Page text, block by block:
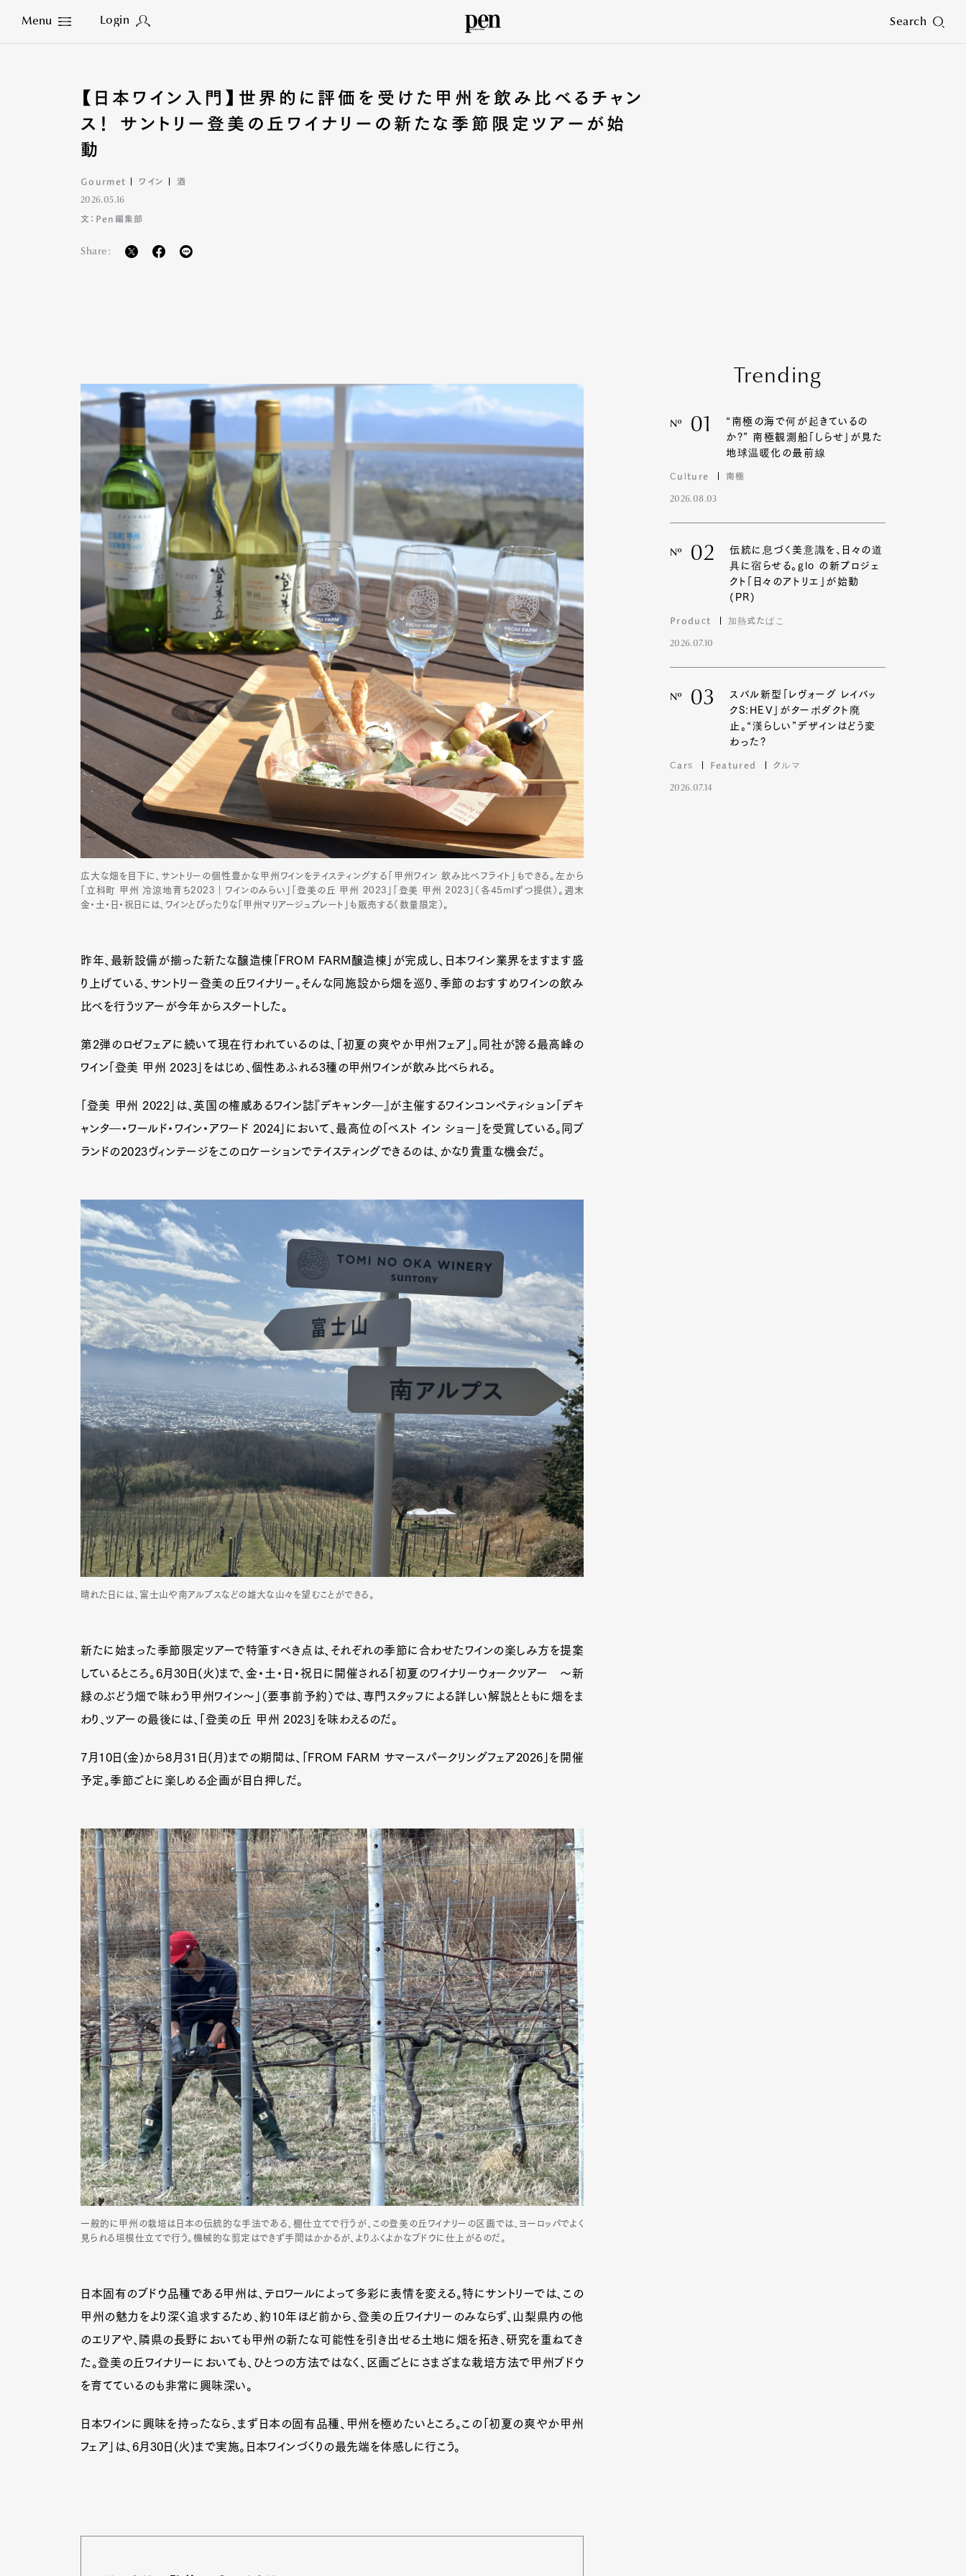
Menu Login Search
Close
Art&Design Watch
Fashion
Gourmet
Cars Product
Culture
Pen Membership Magazine Official Columnist
【日本ワイン入門】世界的に評価を受けた甲州を飲み比べるチャン
ス！ サントリー登美の丘ワイナリーの新たな季節限定ツアーが始
動
Gourmet ワイン 酒
2026.05.16
文：Pen編集部
Share:
広大な畑を目下に、サントリーの個性豊かな甲州ワインをテイスティングする「甲州ワイン 飲み比べフライト」もできる。左から
「立科町 甲州 冷涼地育ち2023｜ワインのみらい」「登美の丘 甲州 2023」「登美 甲州 2023」（各45mlずつ提供）。週末
金・土・日・祝日には、ワインとぴったりな「甲州マリアージュプレート」も販売する（数量限定）。
昨年、最新設備が揃った新たな醸造棟「FROM FARM醸造棟」が完成し、日本ワイン業界をますます盛
り上げている、サントリー登美の丘ワイナリー。そんな同施設から畑を巡り、季節のおすすめワインの飲み
比べを行うツアーが今年からスタートした。
第2弾のロゼフェアに続いて現在行われているのは、「初夏の爽やか甲州フェア」。同社が誇る最高峰の
ワイン「登美 甲州 2023」をはじめ、個性あふれる3種の甲州ワインが飲み比べられる。
「登美 甲州 2022」は、英国の権威あるワイン誌『デキャンタ―』が主催するワインコンペティション「デキ
ャンタ―・ワールド・ワイン・アワード 2024」において、最高位の「ベスト イン ショー」を受賞している。同ブ
ランドの2023ヴィンテージをこのロケーションでテイスティングできるのは、かなり貴重な機会だ。
晴れた日には、富士山や南アルプスなどの雄大な山々を望むことができる。
新たに始まった季節限定ツアーで特筆すべき点は、それぞれの季節に合わせたワインの楽しみ方を提案
しているところ。6月30日(火)まで、金・土・日・祝日に開催される「初夏のワイナリーウォークツアー ～新
緑のぶどう畑で味わう甲州ワイン～」（要事前予約）では、専門スタッフによる詳しい解説とともに畑をま
わり、ツアーの最後には、「登美の丘 甲州 2023」を味わえるのだ。
7月10日(金)から8月31日(月)までの期間は、「FROM FARM サマースパークリングフェア2026」を開催
予定。季節ごとに楽しめる企画が目白押しだ。
一般的に甲州の栽培は日本の伝統的な手法である、棚仕立てで行うが、この登美の丘ワイナリーの区画では、ヨーロッパでよく
見られる垣根仕立てで行う。機械的な剪定はできず手間はかかるが、よりふくよかなブドウに仕上がるのだ。
日本固有のブドウ品種である甲州は、テロワールによって多彩に表情を変える。特にサントリーでは、この
甲州の魅力をより深く追求するため、約10年ほど前から、登美の丘ワイナリーのみならず、山梨県内の他
のエリアや、隣県の長野においても甲州の新たな可能性を引き出せる土地に畑を拓き、研究を重ねてき
た。登美の丘ワイナリーにおいても、ひとつの方法ではなく、区画ごとにさまざまな栽培方法で甲州ブドウ
を育てているのも非常に興味深い。
日本ワインに興味を持ったなら、まず日本の固有品種、甲州を極めたいところ。この「初夏の爽やか甲州
フェア」は、6月30日(火)まで実施。日本ワインづくりの最先端を体感しに行こう。
Trending
Nº 01
“南極の海で何が起きているの
か?” 南極観測船「しらせ」が見た
地球温暖化の最前線
Culture 南極
2026.08.03
Nº 02
伝統に息づく美意識を、日々の道
具に宿らせる。glo の新プロジェ
クト「日々のアトリエ」が始動
(PR)
Product 加熱式たばこ
2026.07.10
Nº 03
スバル新型「レヴォーグ レイバッ
クS:HEV」がターボダクト廃
止。“漢らしい”デザインはどう変
わった?
Cars Featured クルマ
2026.07.14